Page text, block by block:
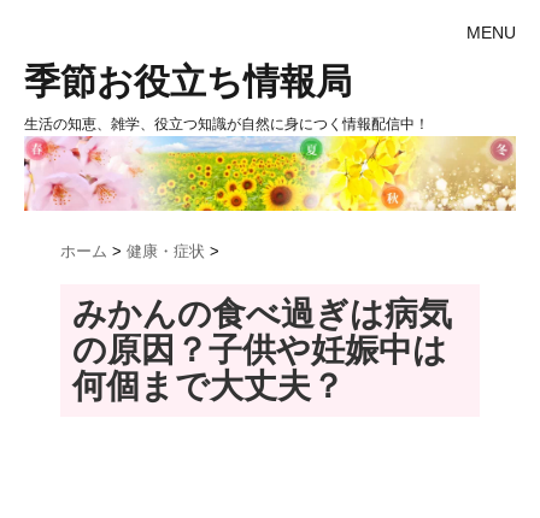
MENU
季節お役立ち情報局
生活の知恵、雑学、役立つ知識が自然に身につく情報配信中！
ホーム > 健康・症状 >
みかんの食べ過ぎは病気
の原因？子供や妊娠中は
何個まで大丈夫？